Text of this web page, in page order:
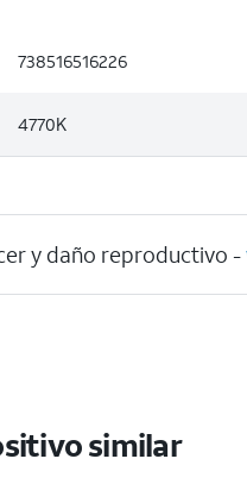
738516516226
4770K
y daño reproductivo -
similar